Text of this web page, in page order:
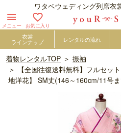
ワタベウェディング列席衣

メニュー

お気に入り
衣裳
ラインナップ レンタルの流れ
着物レンタルTOP
振袖
【全国往復送料無料】フルセッ
地洋花】 SM丈(146～160cm/11号